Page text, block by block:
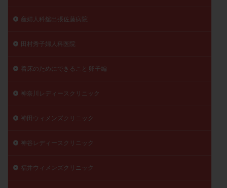
産婦人科舘出張佐藤病院
田村秀子婦人科医院
着床のためにできること 卵子編
神奈川レディースクリニック
神田ウィメンズクリニック
神谷レディースクリニック
福井ウィメンズクリニック